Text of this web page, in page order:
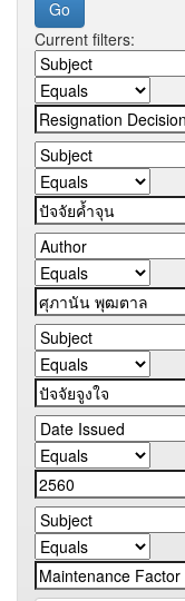
Current filters: